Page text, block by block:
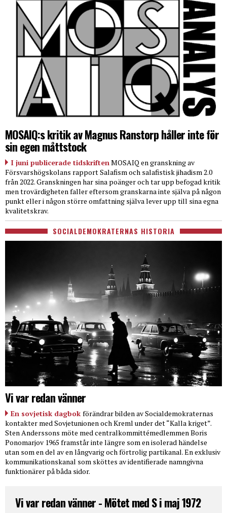
MOSAIQ:s kritik av Magnus Ranstorp håller inte för
sin egen måttstock
I juni publicerade tidskriften MOSAIQ en granskning av
Försvarshögskolans rapport Salafism och salafistisk jihadism 2.0
från 2022. Granskningen har sina poänger och tar upp befogad kritik
men trovärdigheten faller eftersom granskarna inte själva på någon
punkt eller i någon större omfattning själva lever upp till sina egna
kvalitetskrav.
SOCIALDEMOKRATERNAS HISTORIA
Vi var redan vänner
En sovjetisk dagbok förändrar bilden av Socialdemokraternas
kontakter med Sovjetunionen och Kreml under det “Kalla kriget”.
Sten Anderssons möte med centralkommittémedlemmen Boris
Ponomarjov 1965 framstår inte längre som en isolerad händelse
utan som en del av en långvarig och förtrolig partikanal. En exklusiv
kommunikationskanal som sköttes av identifierade namngivna
funktionärer på båda sidor.
Vi var redan vänner - Mötet med S i maj 1972